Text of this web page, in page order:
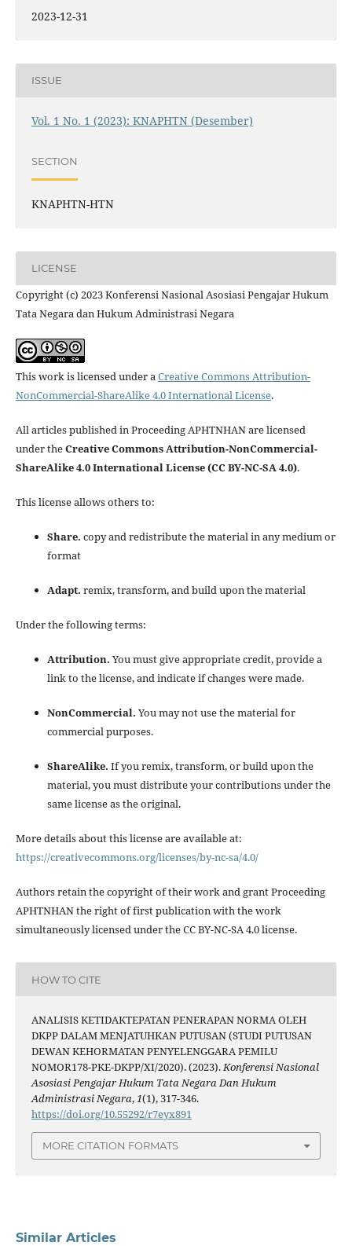
2023-12-31
ISSUE
Vol. 1 No. 1 (2023): KNAPHTN (Desember)
SECTION
KNAPHTN-HTN
LICENSE
Copyright (c) 2023 Konferensi Nasional Asosiasi Pengajar Hukum
Tata Negara dan Hukum Administrasi Negara
This work is licensed under aCreative Commons Attribution-
NonCommercial-ShareAlike 4.0 International License.
All articles published in Proceeding APHTNHAN are licensed
under theCreative Commons Attribution-NonCommercial-
ShareAlike 4.0 International License (CC BY-NC-SA 4.0).
This license allows others to:
Share. copy and redistribute the material in any medium or
format
Adapt. remix, transform, and build upon the material
Under the following terms:
Attribution. You must give appropriate credit, provide a
link to the license, and indicate if changes were made.
NonCommercial. You may not use the material for
commercial purposes.
ShareAlike. If you remix, transform, or build upon the
material, you must distribute your contributions under the
same license as the original.
More details about this license are available at:
https://creativecommons.org/licenses/by-nc-sa/4.0/
Authors retain the copyright of their work and grant Proceeding
APHTNHAN the right of first publication with the work
simultaneously licensed under the CC BY-NC-SA 4.0 license.
HOW TO CITE
ANALISIS KETIDAKTEPATAN PENERAPAN NORMA OLEH
DKPP DALAM MENJATUHKAN PUTUSAN (STUDI PUTUSAN
DEWAN KEHORMATAN PENYELENGGARA PEMILU
NOMOR178-PKE-DKPP/XI/2020). (2023).Konferensi Nasional
Asosiasi Pengajar Hukum Tata Negara Dan Hukum
Administrasi Negara,1(1), 317-346.
https://doi.org/10.55292/r7eyx891
MORE CITATION FORMATS
Similar Articles